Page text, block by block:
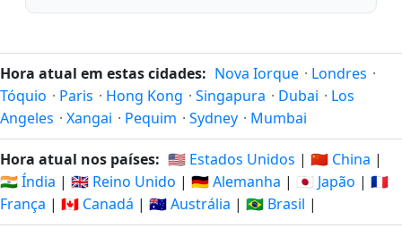
Hora atual em estas cidades: Nova Iorque · Londres ·
Tóquio · Paris · Hong Kong · Singapura · Dubai · Los
Angeles · Xangai · Pequim · Sydney · Mumbai
Hora atual nos países: 🇺🇸 Estados Unidos | 🇨🇳 China |
🇮🇳 Índia | 🇬🇧 Reino Unido | 🇩🇪 Alemanha | 🇯🇵 Japão | 🇫🇷
França | 🇨🇦 Canadá | 🇦🇺 Austrália | 🇧🇷 Brasil |